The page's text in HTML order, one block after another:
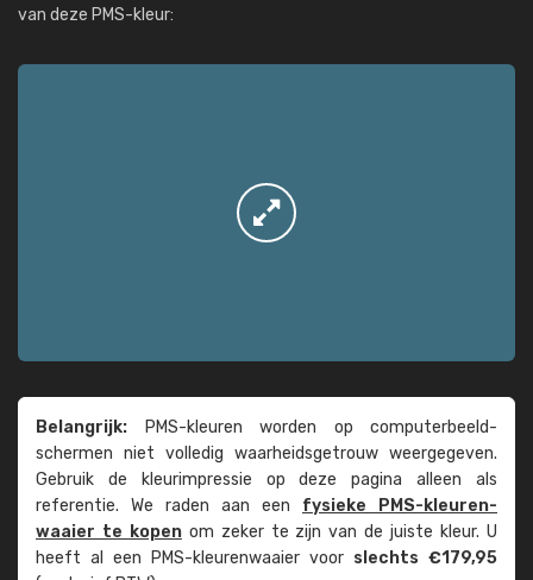
van deze PMS-kleur:
Belangrijk: PMS-kleuren worden op computer­beeld­
schermen niet volledig waarheids­­getrouw weer­gegeven.
Gebruik de kleur­impressie op deze pagina alleen als
referentie. We raden aan een fysieke PMS-kleuren­
waaier te kopenom zeker te zijn van de juiste kleur. U
heeft al een PMS-kleuren­waaier voor slechts €179,95